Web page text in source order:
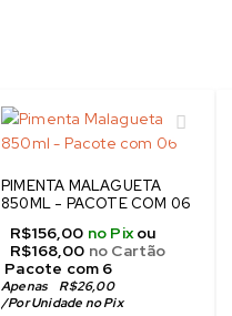
PIMENTA MALAGUETA
850ML - PACOTE COM 06
R$156,00 no Pix ou
R$168,00 no Cartão
Pacote com 6
Apenas R$26,00
/Por Unidade no Pix